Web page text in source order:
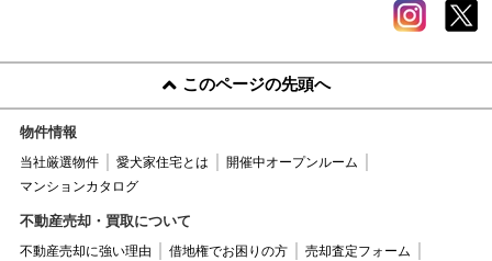
このページの先頭へ
物件情報
当社厳選物件 愛犬家住宅とは
開催中オープンルーム
マンションカタログ
不動産売却・買取について
不動産売却に強い理由 借地権でお困りの方
売却査定フォーム